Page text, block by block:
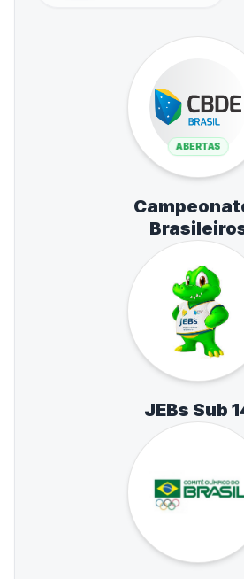
ABERTAS
JEBs Sub